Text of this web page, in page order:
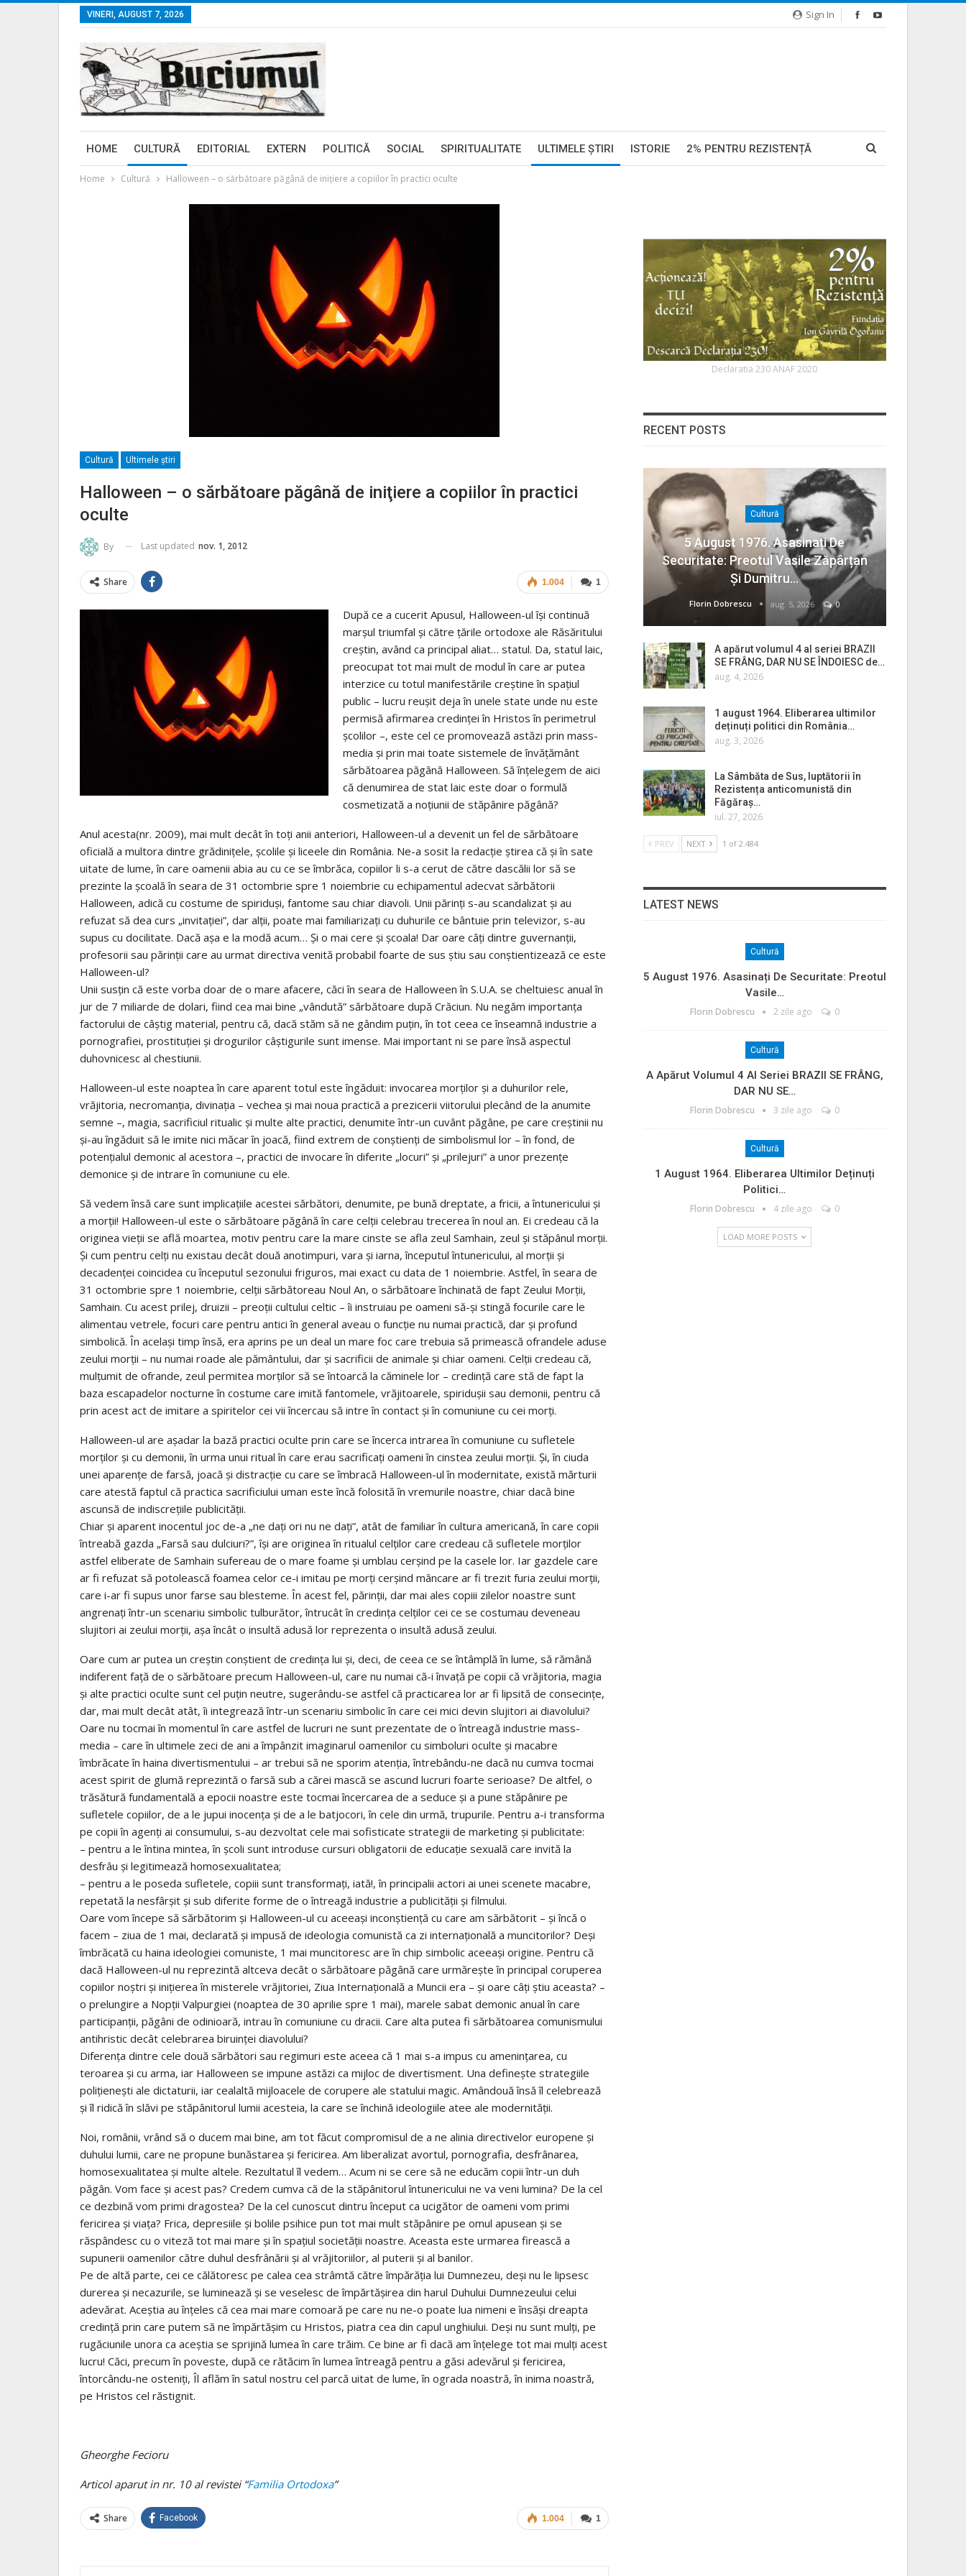
Sign In
VINERI, AUGUST 7, 2026
HOME CULTURĂ EDITORIAL EXTERN POLITICĂ SOCIAL SPIRITUALITATE ULTIMELE ŞTIRI ISTORIE 2% PENTRU REZISTENȚĂ
Home Cultură Halloween – o sărbătoare păgână de iniţiere a copiilor în practici oculte
Cultură Ultimele ştiri
Halloween – o sărbătoare păgână de iniţiere a copiilor în practici
oculte
By Last updated nov. 1, 2012
1
1.004
Share
După ce a cucerit Apusul, Halloween-ul îşi continuă
marşul triumfal şi către ţările ortodoxe ale Răsăritului
creştin, având ca principal aliat… statul. Da, statul laic,
preocupat tot mai mult de modul în care ar putea
interzice cu totul manifestările creştine în spaţiul
public – lucru reuşit deja în unele state unde nu este
permisă afirmarea credinţei în Hristos în perimetrul
şcolilor –, este cel ce promovează astăzi prin mass-
media şi prin mai toate sistemele de învăţământ
sărbătoarea păgână Halloween. Să înţelegem de aici
că denumirea de stat laic este doar o formulă
cosmetizată a noţiunii de stăpânire păgână?
Anul acesta(nr. 2009), mai mult decât în toţi anii anteriori, Halloween-ul a devenit un fel de sărbătoare
oficială a multora dintre grădiniţele, şcolile şi liceele din România. Ne-a sosit la redacţie ştirea că şi în sate
uitate de lume, în care oamenii abia au cu ce se îmbrăca, copiilor li s-a cerut de către dascălii lor să se
prezinte la şcoală în seara de 31 octombrie spre 1 noiembrie cu echipamentul adecvat sărbătorii
Halloween, adică cu costume de spiriduşi, fantome sau chiar diavoli. Unii părinţi s-au scandalizat şi au
refuzat să dea curs „invitaţiei”, dar alţii, poate mai familiarizaţi cu duhurile ce bântuie prin televizor, s-au
supus cu docilitate. Dacă aşa e la modă acum… Şi o mai cere şi şcoala! Dar oare câţi dintre guvernanţii,
profesorii sau părinţii care au urmat directiva venită probabil foarte de sus ştiu sau conştientizează ce este
Halloween-ul?
Unii susţin că este vorba doar de o mare afacere, căci în seara de Halloween în S.U.A. se cheltuiesc anual în
jur de 7 miliarde de dolari, fiind cea mai bine „vândută” sărbătoare după Crăciun. Nu negăm importanţa
factorului de câştig material, pentru că, dacă stăm să ne gândim puţin, în tot ceea ce înseamnă industrie a
pornografiei, prostituţiei şi drogurilor câştigurile sunt imense. Mai important ni se pare însă aspectul
duhovnicesc al chestiunii.
Halloween-ul este noaptea în care aparent totul este îngăduit: invocarea morţilor şi a duhurilor rele,
vrăjitoria, necromanţia, divinaţia – vechea şi mai noua practică a prezicerii viitorului plecând de la anumite
semne –, magia, sacrificiul ritualic şi multe alte practici, denumite într-un cuvânt păgâne, pe care creştinii nu
şi-au îngăduit să le imite nici măcar în joacă, fiind extrem de conştienţi de simbolismul lor – în fond, de
potenţialul demonic al acestora –, practici de invocare în diferite „locuri” şi „prilejuri” a unor prezenţe
demonice şi de intrare în comuniune cu ele.
Să vedem însă care sunt implicaţiile acestei sărbători, denumite, pe bună dreptate, a fricii, a întunericului şi
a morţii! Halloween-ul este o sărbătoare păgână în care celţii celebrau trecerea în noul an. Ei credeau că la
originea vieţii se află moartea, motiv pentru care la mare cinste se afla zeul Samhain, zeul şi stăpânul morţii.
Şi cum pentru celţi nu existau decât două anotimpuri, vara şi iarna, începutul întunericului, al morţii şi
decadenţei coincidea cu începutul sezonului friguros, mai exact cu data de 1 noiembrie. Astfel, în seara de
31 octombrie spre 1 noiembrie, celţii sărbătoreau Noul An, o sărbătoare închinată de fapt Zeului Morţii,
Samhain. Cu acest prilej, druizii – preoţii cultului celtic – îi instruiau pe oameni să-şi stingă focurile care le
alimentau vetrele, focuri care pentru antici în general aveau o funcţie nu numai practică, dar şi profund
simbolică. În acelaşi timp însă, era aprins pe un deal un mare foc care trebuia să primească ofrandele aduse
zeului morţii – nu numai roade ale pământului, dar şi sacrificii de animale şi chiar oameni. Celţii credeau că,
mulţumit de ofrande, zeul permitea morţilor să se întoarcă la căminele lor – credinţă care stă de fapt la
baza escapadelor nocturne în costume care imită fantomele, vrăjitoarele, spiriduşii sau demonii, pentru că
prin acest act de imitare a spiritelor cei vii încercau să intre în contact şi în comuniune cu cei morţi.
Halloween-ul are aşadar la bază practici oculte prin care se încerca intrarea în comuniune cu sufletele
morţilor şi cu demonii, în urma unui ritual în care erau sacrificaţi oameni în cinstea zeului morţii. Şi, în ciuda
unei aparenţe de farsă, joacă şi distracţie cu care se îmbracă Halloween-ul în modernitate, există mărturii
care atestă faptul că practica sacrificiului uman este încă folosită în vremurile noastre, chiar dacă bine
ascunsă de indiscreţiile publicităţii.
Chiar şi aparent inocentul joc de-a „ne daţi ori nu ne daţi”, atât de familiar în cultura americană, în care copii
întreabă gazda „Farsă sau dulciuri?”, îşi are originea în ritualul celţilor care credeau că sufletele morţilor
astfel eliberate de Samhain sufereau de o mare foame şi umblau cerşind pe la casele lor. Iar gazdele care
ar fi refuzat să potolească foamea celor ce-i imitau pe morţi cerşind mâncare ar fi trezit furia zeului morţii,
care i-ar fi supus unor farse sau blesteme. În acest fel, părinţii, dar mai ales copiii zilelor noastre sunt
angrenaţi într-un scenariu simbolic tulburător, întrucât în credinţa celţilor cei ce se costumau deveneau
slujitori ai zeului morţii, aşa încât o insultă adusă lor reprezenta o insultă adusă zeului.
Oare cum ar putea un creştin conştient de credinţa lui şi, deci, de ceea ce se întâmplă în lume, să rămână
indiferent faţă de o sărbătoare precum Halloween-ul, care nu numai că-i învaţă pe copii că vrăjitoria, magia
şi alte practici oculte sunt cel puţin neutre, sugerându-se astfel că practicarea lor ar fi lipsită de consecinţe,
dar, mai mult decât atât, îi integrează într-un scenariu simbolic în care cei mici devin slujitori ai diavolului?
Oare nu tocmai în momentul în care astfel de lucruri ne sunt prezentate de o întreagă industrie mass-
media – care în ultimele zeci de ani a împânzit imaginarul oamenilor cu simboluri oculte şi macabre
îmbrăcate în haina divertismentului – ar trebui să ne sporim atenţia, întrebându-ne dacă nu cumva tocmai
acest spirit de glumă reprezintă o farsă sub a cărei mască se ascund lucruri foarte serioase? De altfel, o
trăsătură fundamentală a epocii noastre este tocmai încercarea de a seduce şi a pune stăpânire pe
sufletele copiilor, de a le jupui inocenţa şi de a le batjocori, în cele din urmă, trupurile. Pentru a-i transforma
pe copii în agenţi ai consumului, s-au dezvoltat cele mai sofisticate strategii de marketing şi publicitate:
– pentru a le întina mintea, în şcoli sunt introduse cursuri obligatorii de educaţie sexuală care invită la
desfrâu şi legitimează homosexualitatea;
– pentru a le poseda sufletele, copiii sunt transformaţi, iată!, în principalii actori ai unei scenete macabre,
repetată la nesfârşit şi sub diferite forme de o întreagă industrie a publicităţii şi filmului.
Oare vom începe să sărbătorim şi Halloween-ul cu aceeaşi inconştienţă cu care am sărbătorit – şi încă o
facem – ziua de 1 mai, declarată şi impusă de ideologia comunistă ca zi internaţională a muncitorilor? Deşi
îmbrăcată cu haina ideologiei comuniste, 1 mai muncitoresc are în chip simbolic aceeaşi origine. Pentru că
dacă Halloween-ul nu reprezintă altceva decât o sărbătoare păgână care urmăreşte în principal coruperea
copiilor noştri şi iniţierea în misterele vrăjitoriei, Ziua Internaţională a Muncii era – şi oare câţi ştiu aceasta? –
o prelungire a Nopţii Valpurgiei (noaptea de 30 aprilie spre 1 mai), marele sabat demonic anual în care
participanţii, păgâni de odinioară, intrau în comuniune cu dracii. Care alta putea fi sărbătoarea comunismului
antihristic decât celebrarea biruinţei diavolului?
Diferenţa dintre cele două sărbători sau regimuri este aceea că 1 mai s-a impus cu ameninţarea, cu
teroarea şi cu arma, iar Halloween se impune astăzi ca mijloc de divertisment. Una defineşte strategiile
poliţieneşti ale dictaturii, iar cealaltă mijloacele de corupere ale statului magic. Amândouă însă îl celebrează
şi îl ridică în slăvi pe stăpânitorul lumii acesteia, la care se închină ideologiile atee ale modernităţii.
Noi, românii, vrând să o ducem mai bine, am tot făcut compromisul de a ne alinia directivelor europene şi
duhului lumii, care ne propune bunăstarea şi fericirea. Am liberalizat avortul, pornografia, desfrânarea,
homosexualitatea şi multe altele. Rezultatul îl vedem… Acum ni se cere să ne educăm copii într-un duh
păgân. Vom face şi acest pas? Credem cumva că de la stăpânitorul întunericului ne va veni lumina? De la cel
ce dezbină vom primi dragostea? De la cel cunoscut dintru început ca ucigător de oameni vom primi
fericirea şi viaţa? Frica, depresiile şi bolile psihice pun tot mai mult stăpânire pe omul apusean şi se
răspândesc cu o viteză tot mai mare şi în spaţiul societăţii noastre. Aceasta este urmarea firească a
supunerii oamenilor către duhul desfrânării şi al vrăjitoriilor, al puterii şi al banilor.
Pe de altă parte, cei ce călătoresc pe calea cea strâmtă către împărăţia lui Dumnezeu, deşi nu le lipsesc
durerea şi necazurile, se luminează şi se veselesc de împărtăşirea din harul Duhului Dumnezeului celui
adevărat. Aceştia au înţeles că cea mai mare comoară pe care nu ne-o poate lua nimeni e însăşi dreapta
credinţă prin care putem să ne împărtăşim cu Hristos, piatra cea din capul unghiului. Deşi nu sunt mulţi, pe
rugăciunile unora ca aceştia se sprijină lumea în care trăim. Ce bine ar fi dacă am înţelege tot mai mulţi acest
lucru! Căci, precum în poveste, după ce rătăcim în lumea întreagă pentru a găsi adevărul şi fericirea,
întorcându-ne osteniţi, Îl aflăm în satul nostru cel parcă uitat de lume, în ograda noastră, în inima noastră,
pe Hristos cel răstignit.
Gheorghe Fecioru
Articol aparut in nr. 10 al revistei “Familia Ortodoxa”
1
1.004
Share Facebook
Declaratia 230 ANAF 2020
RECENT POSTS
Cultură
5 August 1976. Asasinați De
Securitate: Preotul Vasile Zăpârțan
Și Dumitru…
Florin Dobrescu aug. 5, 2026 0
A apărut volumul 4 al seriei BRAZII
SE FRÂNG, DAR NU SE ÎNDOIESC de…
aug. 4, 2026
1 august 1964. Eliberarea ultimilor
deținuți politici din România…
aug. 3, 2026
La Sâmbăta de Sus, luptătorii în
Rezistența anticomunistă din
Făgăraș…
iul. 27, 2026
PREV NEXT 1 of 2.484
LATEST NEWS
Cultură
5 August 1976. Asasinați De Securitate: Preotul
Vasile…
Florin Dobrescu 2 zile ago 0
Cultură
A Apărut Volumul 4 Al Seriei BRAZII SE FRÂNG,
DAR NU SE…
Florin Dobrescu 3 zile ago 0
Cultură
1 August 1964. Eliberarea Ultimilor Deținuți
Politici…
Florin Dobrescu 4 zile ago 0
LOAD MORE POSTS